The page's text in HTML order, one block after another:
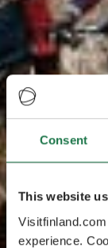
Consent
This website
experience.